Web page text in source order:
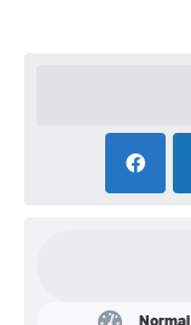
Plano Diretor e
3º Jornada